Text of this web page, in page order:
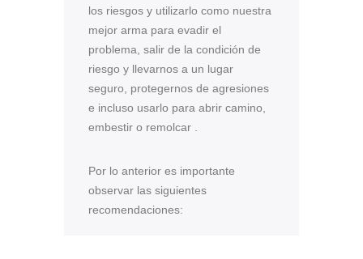
los riesgos y utilizarlo como nuestra
mejor arma para evadir el
problema, salir de la condición de
riesgo y llevarnos a un lugar
seguro, protegernos de agresiones
e incluso usarlo para abrir camino,
embestir o remolcar .
Por lo anterior es importante
observar las siguientes
recomendaciones: